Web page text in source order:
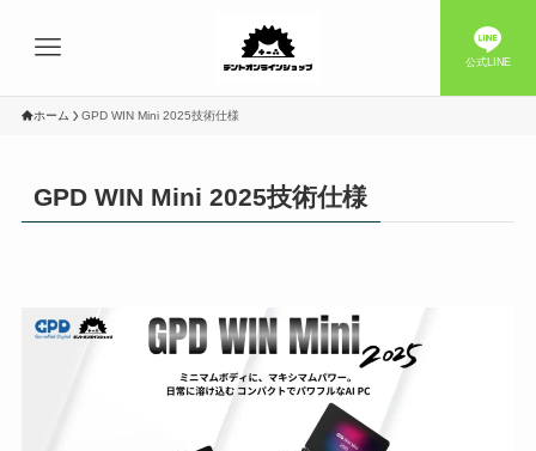
公式LINE
ホーム GPD WIN Mini 2025技術仕様
GPD WIN Mini 2025技術仕様